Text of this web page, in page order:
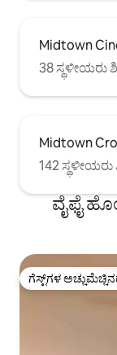
Midtown
38 ಸ್ಥಳೀಯರು
Midtown
142
ವೈಫೈ
ಗೆಸ್ಟ್‌ಗಳ
ಗೆಸ್ಟ್‌ಗಳ